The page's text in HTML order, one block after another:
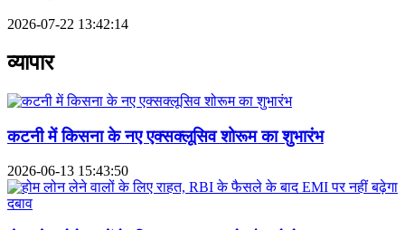
2026-07-22 13:42:14
व्यापार
कटनी में किसना के नए एक्सक्लूसिव शोरूम का शुभारंभ
2026-06-13 15:43:50